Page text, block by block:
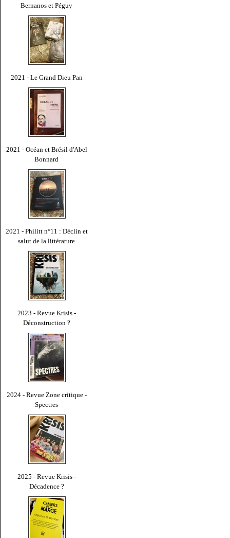
Bernanos et Péguy
2021 - Le Grand Dieu Pan
2021 - Océan et Brésil d'Abel
Bonnard
2021 - Philitt n°11 : Déclin et
salut de la littérature
2023 - Revue Krisis -
Déconstruction ?
2024 - Revue Zone critique -
Spectres
2025 - Revue Krisis -
Décadence ?